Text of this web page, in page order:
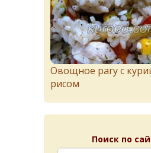
Овощное рагу с
рисом
Поиск по